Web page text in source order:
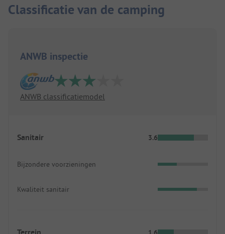
Classificatie van de camping
ANWB inspectie
ANWB classificatiemodel
Sanitair 3.6
Bijzondere voorzieningen
Kwaliteit sanitair